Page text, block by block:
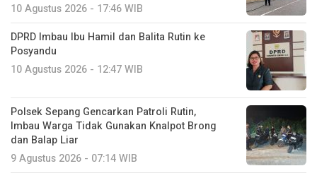
10 Agustus 2026 - 17:46 WIB
DPRD Imbau Ibu Hamil dan Balita Rutin ke
Posyandu
10 Agustus 2026 - 12:47 WIB
Polsek Sepang Gencarkan Patroli Rutin,
Imbau Warga Tidak Gunakan Knalpot Brong
dan Balap Liar
9 Agustus 2026 - 07:14 WIB